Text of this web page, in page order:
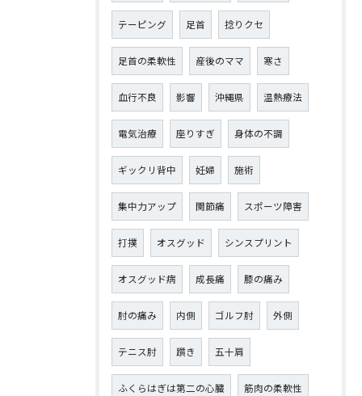
テーピング 足首 捻りクセ
足首の柔軟性 産後のママ 寒さ
血行不良 影響 沖縄県 温熱療法
電気治療 座りすぎ 身体の不調
ギックリ背中 妊婦 施術
集中力アップ 関節痛 スポーツ障害
打撲 オスグッド シンスプリント
オスグッド病 成長痛 膝の痛み
肘の痛み 内側 ゴルフ肘 外側
テニス肘 躓き 五十肩
ふくらはぎは第二の心臓 筋肉の柔軟性